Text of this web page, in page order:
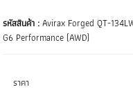
รหัสสินค้า :Avirax Forged QT-
G6 Performance (AWD)
ราคา